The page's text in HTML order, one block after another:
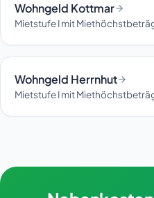
Wohngeld Kottmar
Mietstufe I mit
Wohngeld Herrnhut
Mietstufe I mit